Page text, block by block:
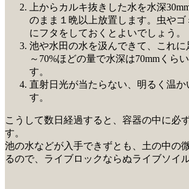
上からカルキ抜きした水を水深
のまま１晩以上放置します。虫やゴ
にフタをしておくとよいでしょう。
池や水田の水を汲んできて、これ
～70%ほどの量で水深は70mmくら
す。
直射日光が当たらない、明るく温か
す。
こうして数日経過すると、容器の中に必
す。
池の水などが入手できずとも、土の中の
るので、ライブロックならぬライブソイ